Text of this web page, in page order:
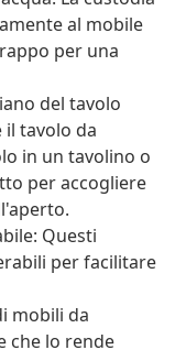
al mobile
per una
del tavolo
il tavolo da
in un tavolino o
per accogliere
Questi
per facilitare
mobili da
che lo rende